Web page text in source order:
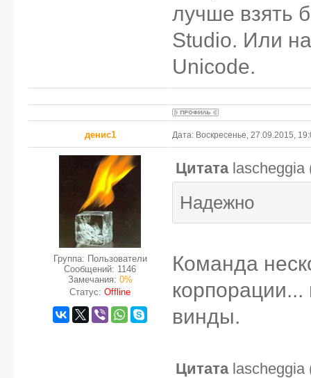
лучше взять
Studio. Или
Unicode.
денис1 Дата: Воскресенье, 27.09.2015,
Группа: Пользователи
Сообщений: 1146
Замечания: 0%
Статус: Offline
Цитата lascheggia
Надежно
Команда
винды.
Цитата lascheggia